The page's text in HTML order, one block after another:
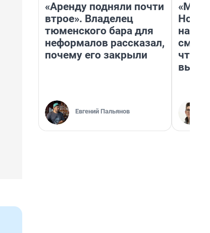
«Аренду подняли почти
втрое». Владелец
тюменского бара для
неформалов рассказал,
почему его закрыли
Евгений Пальянов
«Мы